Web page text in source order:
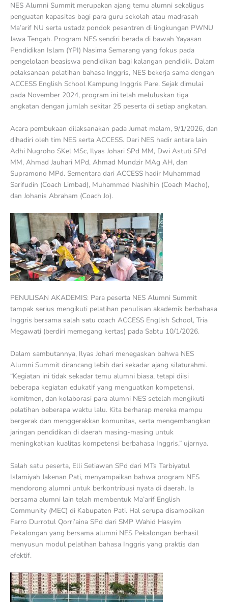
NES Alumni Summit merupakan ajang temu alumni sekaligus
penguatan kapasitas bagi para guru sekolah atau madrasah
Ma’arif NU serta ustadz pondok pesantren di lingkungan PWNU
Jawa Tengah. Program NES sendiri berada di bawah Yayasan
Pendidikan Islam (YPI) Nasima Semarang yang fokus pada
pengelolaan beasiswa pendidikan bagi kalangan pendidik. Dalam
pelaksanaan pelatihan bahasa Inggris, NES bekerja sama dengan
ACCESS English School Kampung Inggris Pare. Sejak dimulai
pada November 2024, program ini telah meluluskan tiga
angkatan dengan jumlah sekitar 25 peserta di setiap angkatan.
Acara pembukaan dilaksanakan pada Jumat malam, 9/1/2026, dan
dihadiri oleh tim NES serta ACCESS. Dari NES hadir antara lain
Adhi Nugroho SKel MSc, Ilyas Johari SPd MM, Dwi Astuti SPd
MM, Ahmad Jauhari MPd, Ahmad Mundzir MAg AH, dan
Supramono MPd. Sementara dari ACCESS hadir Muhammad
Sarifudin (Coach Limbad), Muhammad Nashihin (Coach Macho),
dan Johanis Abraham (Coach Jo).
PENULISAN AKADEMIS: Para peserta NES Alumni Summit
tampak serius mengikuti pelatihan penulisan akademik berbahasa
Inggris bersama salah satu coach ACCESS English School, Tria
Megawati (berdiri memegang kertas) pada Sabtu 10/1/2026.
Dalam sambutannya, Ilyas Johari menegaskan bahwa NES
Alumni Summit dirancang lebih dari sekadar ajang silaturahmi.
“Kegiatan ini tidak sekadar temu alumni biasa, tetapi diisi
beberapa kegiatan edukatif yang menguatkan kompetensi,
komitmen, dan kolaborasi para alumni NES setelah mengikuti
pelatihan beberapa waktu lalu. Kita berharap mereka mampu
bergerak dan menggerakkan komunitas, serta mengembangkan
jaringan pendidikan di daerah masing-masing untuk
meningkatkan kualitas kompetensi berbahasa Inggris,” ujarnya.
Salah satu peserta, Elli Setiawan SPd dari MTs Tarbiyatul
Islamiyah Jakenan Pati, menyampaikan bahwa program NES
mendorong alumni untuk berkontribusi nyata di daerah. Ia
bersama alumni lain telah membentuk Ma’arif English
Community (MEC) di Kabupaten Pati. Hal serupa disampaikan
Farro Durrotul Qorri’aina SPd dari SMP Wahid Hasyim
Pekalongan yang bersama alumni NES Pekalongan berhasil
menyusun modul pelatihan bahasa Inggris yang praktis dan
efektif.